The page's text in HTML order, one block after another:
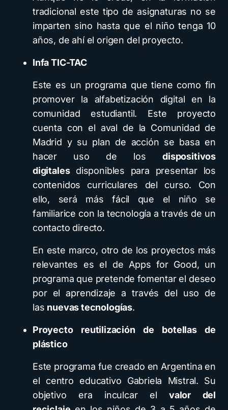
tradicional este tipo de asignaturas no se
imparten sino hasta que el niño tenga 10
años, de ahí el origen del proyecto.
Infa TIC-TAC
Este es un programa que tiene como fin
promover la alfabetización digital en la
comunidad estudiantil. Este proyecto
cuenta con el aval de la Comunidad de
Madrid y su plan de acción se basa en
hacer uso de losdispositivos
digitalesdisponibles para presentar los
contenidos curriculares del curso. Con
ello, será más fácil que el niño se
familiarice con la tecnología a través de un
contacto directo.
En este marco, otro de los proyectos más
relevantes es el de Apps for Good, un
programa que pretende fomentar el deseo
por el aprendizaje a través del uso de
las nuevas tecnologías.
Proyecto reutilización de botellas de
plástico
Este programa fue creado en Argentina en
el centro educativo Gabriela Mistral. Su
objetivo era inculcar el valor del